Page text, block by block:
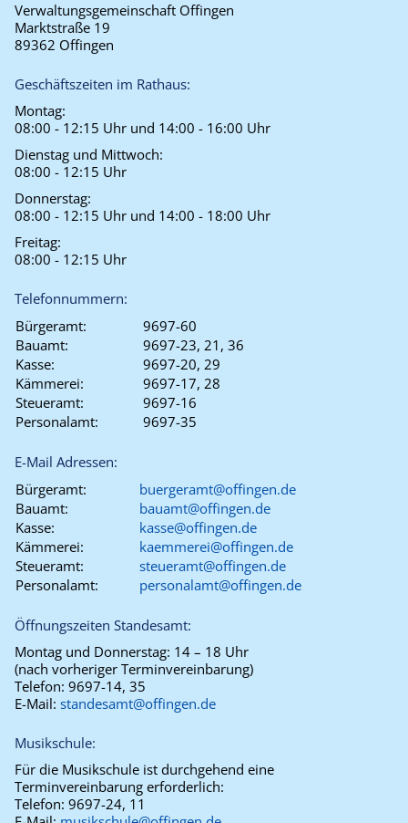
Verwaltungsgemeinschaft Offingen
Marktstraße 19
89362 Offingen
Geschäftszeiten im Rathaus:
Montag:
08:00 - 12:15 Uhr und 14:00 - 16:00 Uhr
Dienstag und Mittwoch:
08:00 - 12:15 Uhr
Donnerstag:
08:00 - 12:15 Uhr und 14:00 - 18:00 Uhr
Freitag:
08:00 - 12:15 Uhr
Telefonnummern:
Bürgeramt:
9697-60
Bauamt:
9697-23, 21, 36
Kasse:
9697-20, 29
Kämmerei:
9697-17, 28
Steueramt:
9697-16
Personalamt:
9697-35
E-Mail Adressen:
Bürgeramt:
buergeramt@offingen.de
Bauamt:
bauamt@offingen.de
Kasse:
kasse@offingen.de
Kämmerei:
kaemmerei@offingen.de
Steueramt:
steueramt@offingen.de
Personalamt:
personalamt@offingen.de
Öffnungszeiten Standesamt:
Montag und Donnerstag: 14 – 18 Uhr
(nach vorheriger Terminvereinbarung)
Telefon: 9697-14, 35
E-Mail: standesamt@offingen.de
Musikschule:
Für die Musikschule ist durchgehend eine
Terminvereinbarung erforderlich:
Telefon: 9697-24, 11